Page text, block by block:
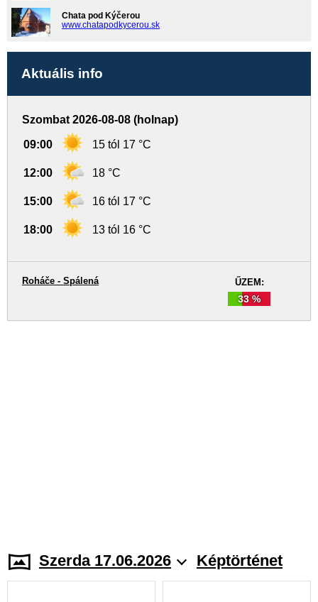
Chata pod Kýčerou
www.chatapodkycerou.sk
Aktuális info
Szombat 2026-08-08 (holnap)
09:00 15 tól 17 °C
12:00 18 °C
15:00 16 tól 17 °C
18:00 13 tól 16 °C
ŰZEM:
33 %
Roháče - Spálená
Szerda 17.06.2026 Képtörténet